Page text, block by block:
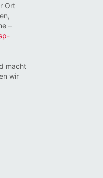
Ort
–
macht
wir